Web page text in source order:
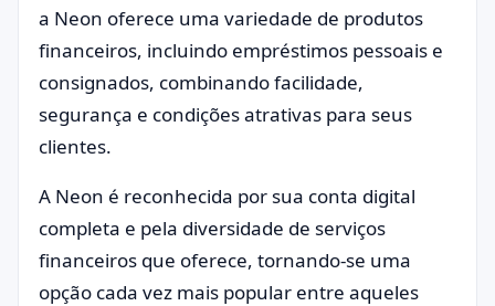
a Neon oferece uma variedade de produtos
financeiros, incluindo empréstimos pessoais e
consignados, combinando facilidade,
segurança e condições atrativas para seus
clientes.
A Neon é reconhecida por sua conta digital
completa e pela diversidade de serviços
financeiros que oferece, tornando-se uma
opção cada vez mais popular entre aqueles